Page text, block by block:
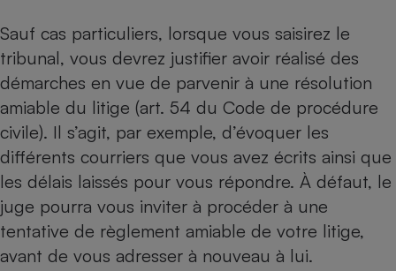
Sauf cas particuliers, lorsque vous saisirez le
tribunal, vous devrez justifier avoir réalisé des
démarches en vue de parvenir à une résolution
amiable du litige (art. 54 du Code de procédure
civile). Il s’agit, par exemple, d’évoquer les
différents courriers que vous avez écrits ainsi que
les délais laissés pour vous répondre. À défaut, le
juge pourra vous inviter à procéder à une
tentative de règlement amiable de votre litige,
avant de vous adresser à nouveau à lui.